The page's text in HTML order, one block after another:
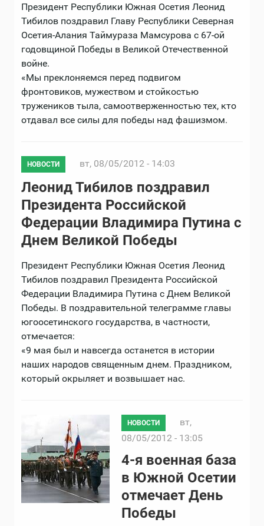
Президент Республики Южная Осетия Леонид
Тибилов поздравил Главу Республики Северная
Осетия-Алания Таймураза Мамсурова с 67-ой
годовщиной Победы в Великой Отечественной
войне.
«Мы преклоняемся перед подвигом
фронтовиков, мужеством и стойкостью
тружеников тыла, самоотверженностью тех, кто
отдавал все силы для победы над фашизмом.
НОВОСТИ вт, 08/05/2012 - 14:03
Леонид Тибилов поздравил
Президента Российской
Федерации Владимира Путина с
Днем Великой Победы
Президент Республики Южная Осетия Леонид
Тибилов поздравил Президента Российской
Федерации Владимира Путина с Днем Великой
Победы. В поздравительной телеграмме главы
югоосетинского государства, в частности,
отмечается:
«9 мая был и навсегда останется в истории
наших народов священным днем. Праздником,
который окрыляет и возвышает нас.
НОВОСТИ
вт,
08/05/2012 - 13:05
4-я военная база
в Южной Осетии
отмечает День
Победы